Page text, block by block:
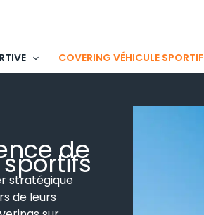
COVERING VÉHICULE SPORTIF
de
stratégique
de leurs